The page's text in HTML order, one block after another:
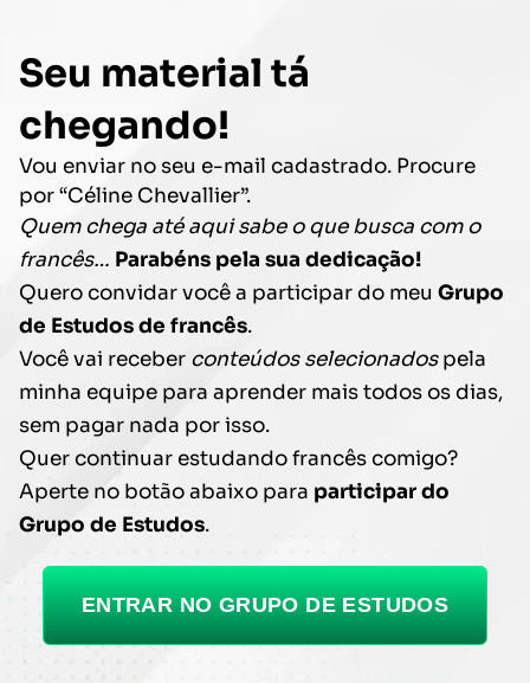
Seu material tá
chegando!
Vou enviar no seu e-mail cadastrado. Procure
por “Céline Chevallier”.
Quem chega até aqui sabe o que busca com o
francês… Parabéns pela sua dedicação!
Quero convidar você a participar do meu Grupo
de Estudos de francês.
Você vai receber conteúdos selecionadospela
minha equipe para aprender mais todos os dias,
sem pagar nada por isso.
Quer continuar estudando francês comigo?
Aperte no botão abaixo para participar do
Grupo de Estudos.
ENTRAR NO GRUPO DE ESTUDOS